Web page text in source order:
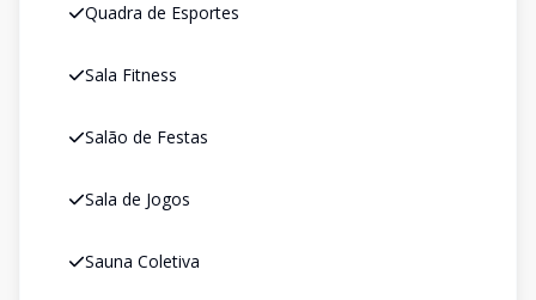
Quadra de Esportes
Sala Fitness
Salão de Festas
Sala de Jogos
Sauna Coletiva